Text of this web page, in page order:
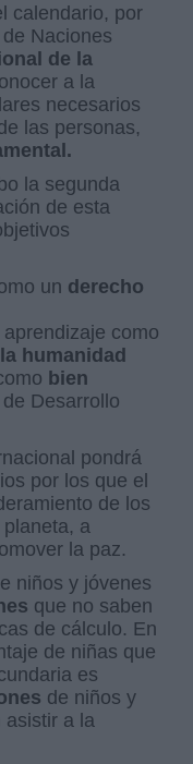
calendario, por
Naciones
de la
a la
necesarios
las personas,
la segunda
de esta
un derecho
como
humanidad
bien
Desarrollo
pondrá
por los que el
de los
a
la paz.
niños y jóvenes
que no saben
de cálculo. En
de niñas que
es
de niños y
asistir a la